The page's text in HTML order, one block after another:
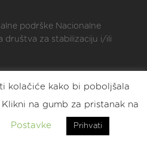
podrške Nacionalne
društva za stabilizaciju i/ili
DIY. Repeat.
kolačiće kako bi poboljšala
na gumb za pristanak na
Postavke Prihvati